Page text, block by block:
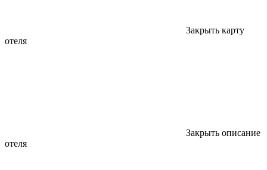
Закрыть карту
отеля
Закрыть описание
отеля